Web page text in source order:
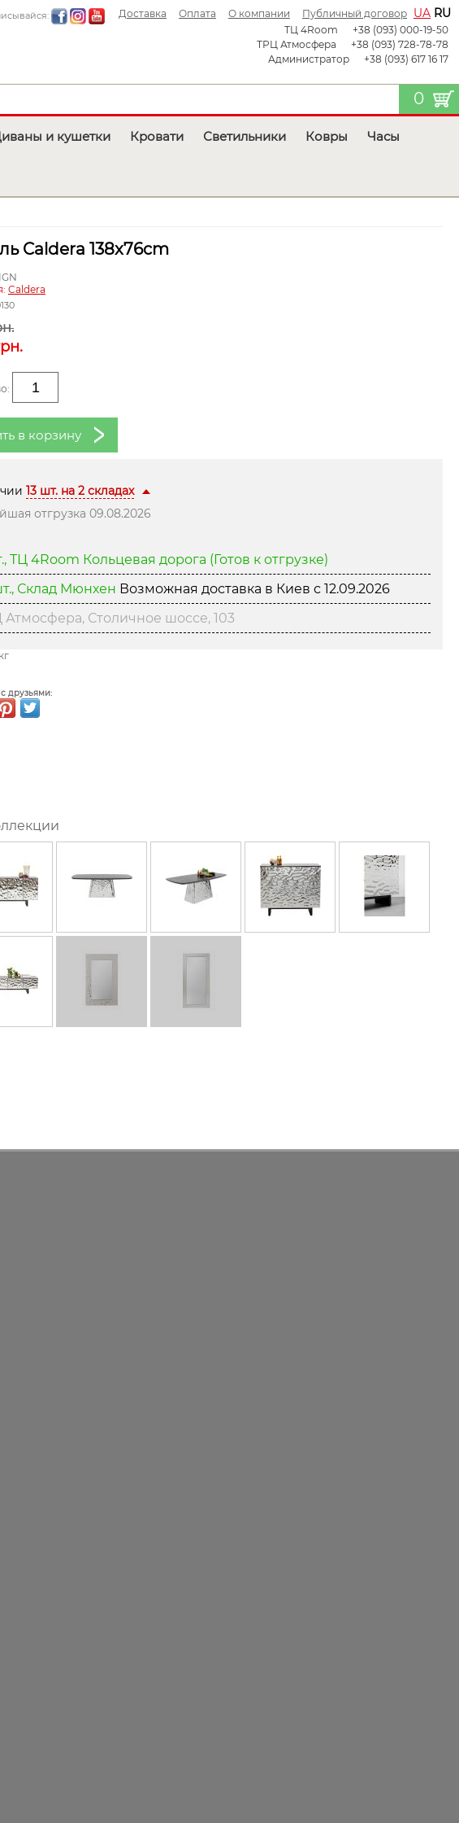
Доставка Оплата О компании Публичный договор UA RU
ТЦ 4Room
+38 (093) 000-19-50
ТРЦ Атмосфера
+38 (093) 728-78-78
Администратор
+38 (093) 617 16 17
0
и кушетки Кровати Светильники Ковры Часы
Caldera 138x76cm
Caldera
в корзину
13 шт. на 2 складах
отгрузка 09.08.2026
ТЦ 4Room Кольцевая дорога (Готов к отгрузке)
Склад Мюнхен Возможная доставка в Киев с 12.09.2026
Атмосфера, Столичное шоссе, 103
друзьями: